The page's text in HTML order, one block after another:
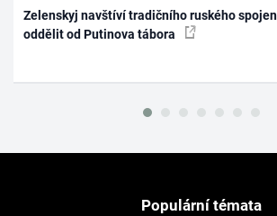
Zelenskyj navštíví tradičního ruského
oddělit od Putinova tábora
Populární témata